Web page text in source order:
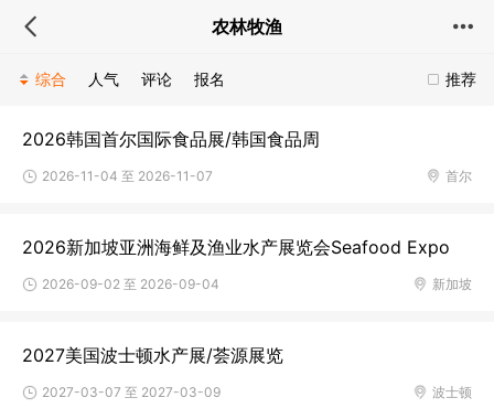
农林牧渔
推荐
综合 人气 评论 报名
2026韩国首尔国际食品展/韩国食品周
首尔
2026-11-04 至 2026-11-07
2026新加坡亚洲海鲜及渔业水产展览会Seafood Expo
新加坡
2026-09-02 至 2026-09-04
2027美国波士顿水产展/荟源展览
波士顿
2027-03-07 至 2027-03-09